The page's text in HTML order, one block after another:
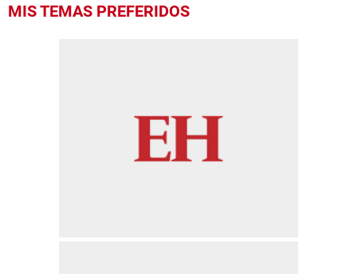
seconds
MIS TEMAS PREFERIDOS